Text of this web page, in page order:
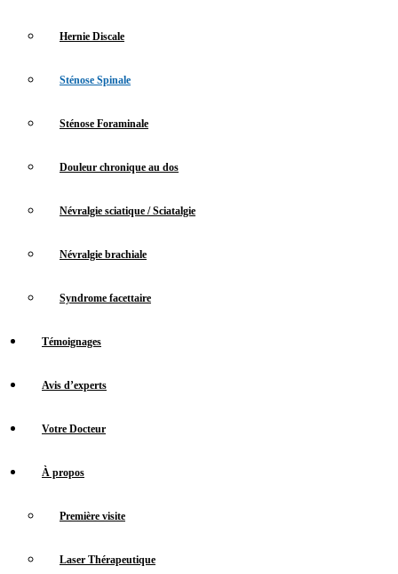
Hernie Discale
Sténose Spinale
Sténose Foraminale
Douleur chronique au dos
Névralgie sciatique / Sciatalgie
Névralgie brachiale
Syndrome facettaire
Témoignages
Avis d’experts
Votre Docteur
À propos
Première visite
Laser Thérapeutique